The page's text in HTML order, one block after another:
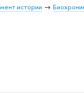
истории